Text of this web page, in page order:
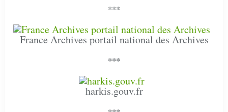
***
France Archives portail national des Archives
***
harkis.gouv.fr